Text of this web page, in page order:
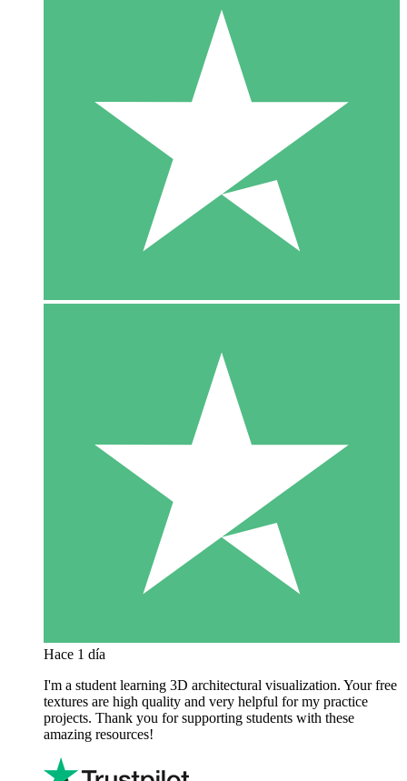
Hace 1 día
I'm a student learning 3D architectural visualization. Your free
textures are high quality and very helpful for my practice
projects. Thank you for supporting students with these
amazing resources!